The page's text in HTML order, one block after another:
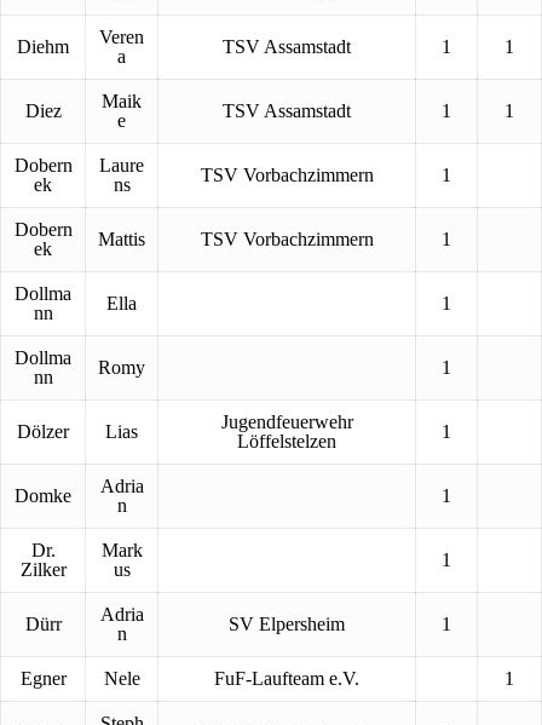
Diehm
Veren
a
TSV Assamstadt 1 1
Diez
Maik
e
TSV Assamstadt 1 1
Dobern
ek
Laure
ns
TSV Vorbachzimmern 1
Dobern
ek
Mattis TSV Vorbachzimmern 1
Dollma
nn
Ella 1
Dollma
nn
Romy 1
Dölzer Lias
Jugendfeuerwehr
Löffelstelzen
1
Domke
Adria
n
1
Dr.
Zilker
Mark
us
1
Dürr
Adria
n
SV Elpersheim 1
Egner Nele FuF-Laufteam e.V. 1